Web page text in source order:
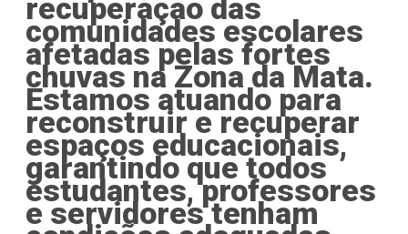
recuperação das
comunidades escolares
afetadas pelas fortes
chuvas na Zona da Mata.
Estamos atuando para
reconstruir e recuperar
espaços educacionais,
garantindo que todos
estudantes, professores
e servidores tenham